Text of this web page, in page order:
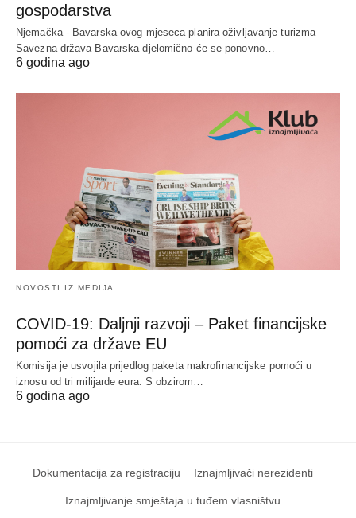
gospodarstva
Njemačka - Bavarska ovog mjeseca planira oživljavanje turizma
Savezna država Bavarska djelomično će se ponovno…
6 godina ago
NOVOSTI IZ MEDIJA
COVID-19: Daljnji razvoji – Paket financijske
pomoći za države EU
Komisija je usvojila prijedlog paketa makrofinancijske pomoći u
iznosu od tri milijarde eura. S obzirom…
6 godina ago
Dokumentacija za registraciju Iznajmljivači nerezidenti
Iznajmljivanje smještaja u tuđem vlasništvu